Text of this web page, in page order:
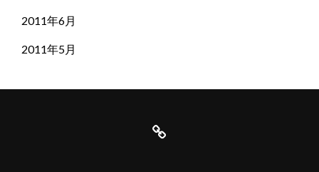
2011年6月
2011年5月